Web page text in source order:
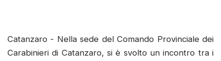
Catanzaro - Nella sede del Comando Provinciale dei
Carabinieri di Catanzaro, si è svolto un incontro tra i